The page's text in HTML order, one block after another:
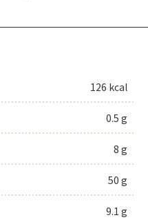
126 kcal
0.5 g
8 g
50 g
9.1 g